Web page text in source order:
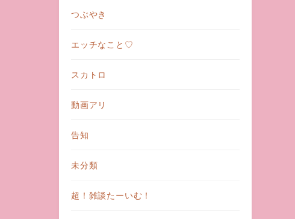
つぶやき
エッチなこと♡
スカトロ
動画アリ
告知
未分類
超！雑談たーいむ！